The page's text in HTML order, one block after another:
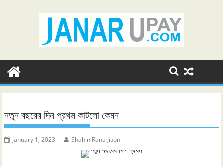
নতুন বছরের দিন প্রথম কাটলো কেমন
January 1, 2023 Shahin Rana Jibon